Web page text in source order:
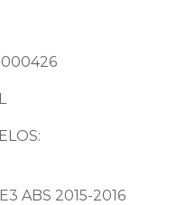
ABS 2015-2016